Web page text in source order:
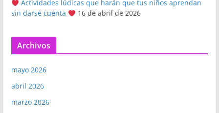
Actividades lúdicas que harán que tus niños aprendan
sin darse cuenta
16 de abril de 2026
Archivos
mayo 2026
abril 2026
marzo 2026